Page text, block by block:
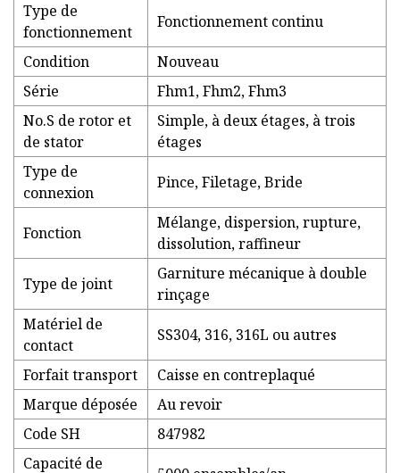
Type de
fonctionnement
Fonctionnement continu
Condition
Nouveau
Série
Fhm1, Fhm2, Fhm3
No.S de rotor et
de stator
Simple, à deux étages, à trois
étages
Type de
connexion
Pince, Filetage, Bride
Fonction
Mélange, dispersion, rupture,
dissolution, raffineur
Type de joint
Garniture mécanique à double
rinçage
Matériel de
contact
SS304, 316, 316L ou autres
Forfait transport
Caisse en contreplaqué
Marque déposée
Au revoir
Code SH
847982
Capacité de